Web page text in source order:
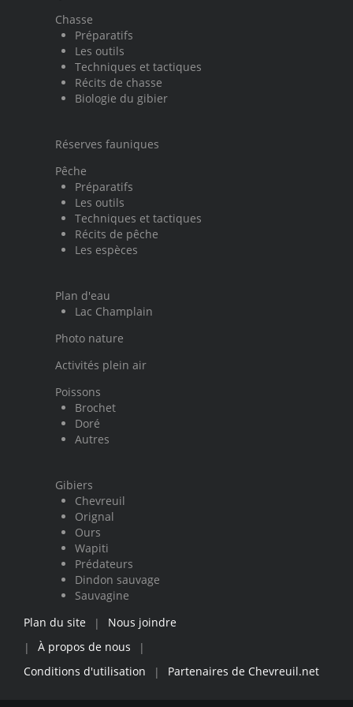
Chasse
Préparatifs
Les outils
Techniques et tactiques
Récits de chasse
Biologie du gibier
Réserves fauniques
Pêche
Préparatifs
Les outils
Techniques et tactiques
Récits de pêche
Les espèces
Plan d'eau
Lac Champlain
Photo nature
Activités plein air
Poissons
Brochet
Doré
Autres
Gibiers
Chevreuil
Orignal
Ours
Wapiti
Prédateurs
Dindon sauvage
Sauvagine
Plan du site
|
Nous joindre
|
À propos de nous
|
Conditions d'utilisation
| Partenaires de Chevreuil.net